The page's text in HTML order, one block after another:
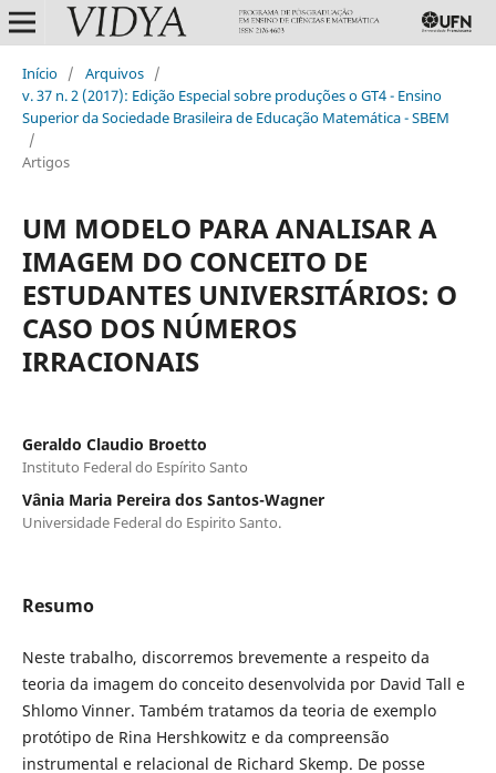
Início / Arquivos /
v. 37 n. 2 (2017): Edição Especial sobre produções o GT4 - Ensino
Superior da Sociedade Brasileira de Educação Matemática - SBEM
/
Artigos
UM MODELO PARA ANALISAR A
IMAGEM DO CONCEITO DE
ESTUDANTES UNIVERSITÁRIOS: O
CASO DOS NÚMEROS
IRRACIONAIS
Geraldo Claudio Broetto
Instituto Federal do Espírito Santo
Vânia Maria Pereira dos Santos-Wagner
Universidade Federal do Espirito Santo.
Resumo
Neste trabalho, discorremos brevemente a respeito da
teoria da imagem do conceito desenvolvida por David Tall e
Shlomo Vinner. Também tratamos da teoria de exemplo
protótipo de Rina Hershkowitz e da compreensão
instrumental e relacional de Richard Skemp. De posse